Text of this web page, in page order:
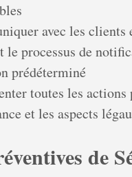
avec les clients
le processus de
prédéterminé
toutes les actions
et les aspects
de